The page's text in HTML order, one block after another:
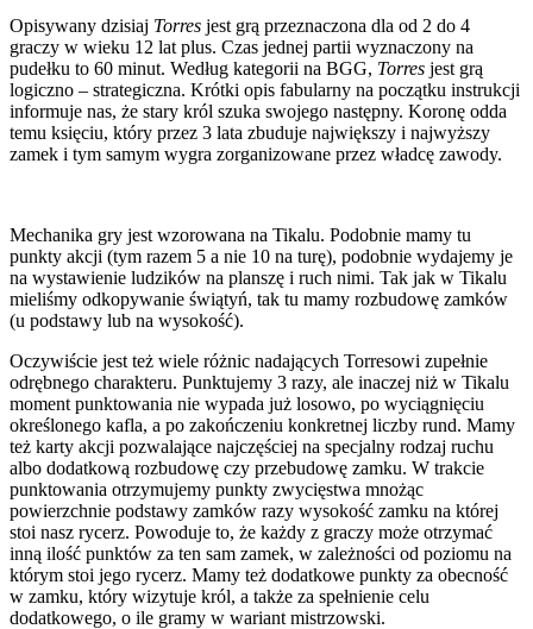
Opisywany dzisiaj Torres jest grą przeznaczona dla od 2 do 4
graczy w wieku 12 lat plus. Czas jednej partii wyznaczony na
pudełku to 60 minut. Według kategorii na BGG, Torres jest grą
logiczno – strategiczna. Krótki opis fabularny na początku instrukcji
informuje nas, że stary król szuka swojego następny. Koronę odda
temu księciu, który przez 3 lata zbuduje największy i najwyższy
zamek i tym samym wygra zorganizowane przez władcę zawody.
Mechanika gry jest wzorowana na Tikalu. Podobnie mamy tu
punkty akcji (tym razem 5 a nie 10 na turę), podobnie wydajemy je
na wystawienie ludzików na planszę i ruch nimi. Tak jak w Tikalu
mieliśmy odkopywanie świątyń, tak tu mamy rozbudowę zamków
(u podstawy lub na wysokość).
Oczywiście jest też wiele różnic nadających Torresowi zupełnie
odrębnego charakteru. Punktujemy 3 razy, ale inaczej niż w Tikalu
moment punktowania nie wypada już losowo, po wyciągnięciu
określonego kafla, a po zakończeniu konkretnej liczby rund. Mamy
też karty akcji pozwalające najczęściej na specjalny rodzaj ruchu
albo dodatkową rozbudowę czy przebudowę zamku. W trakcie
punktowania otrzymujemy punkty zwycięstwa mnożąc
powierzchnie podstawy zamków razy wysokość zamku na której
stoi nasz rycerz. Powoduje to, że każdy z graczy może otrzymać
inną ilość punktów za ten sam zamek, w zależności od poziomu na
którym stoi jego rycerz. Mamy też dodatkowe punkty za obecność
w zamku, który wizytuje król, a także za spełnienie celu
dodatkowego, o ile gramy w wariant mistrzowski.